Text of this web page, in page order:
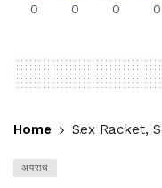
0 0 0 0
Home Sex Racket,
अपराध